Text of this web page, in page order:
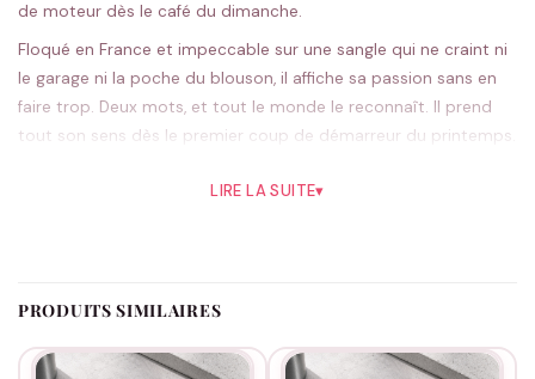
de moteur dès le café du dimanche.
Floqué en France et impeccable sur une sangle qui ne craint ni
le garage ni la poche du blouson, il affiche sa passion sans en
faire trop. Deux mots, et tout le monde le reconnaît. Il prend
tout son sens dès le premier coup de démarreur du printemps.
l’orange tranchent davantage ; cinq teintes au total. On lance
LIRE LA SUITE▾
PRODUITS SIMILAIRES